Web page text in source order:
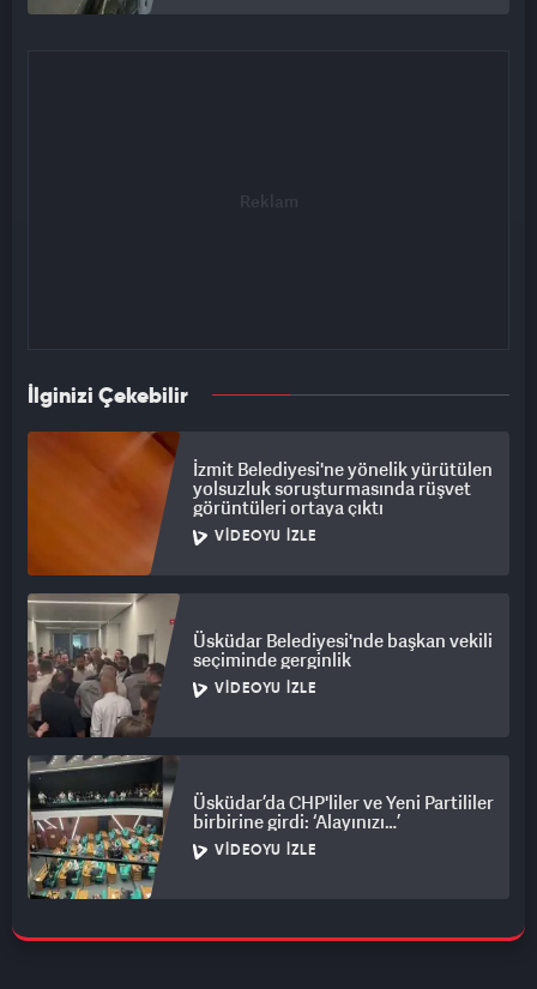
İlginizi Çekebilir
İzmit Belediyesi'ne yönelik yürütülen
yolsuzluk soruşturmasında rüşvet
görüntüleri ortaya çıktı
VIDEOYU İZLE
Üsküdar Belediyesi'nde başkan vekili
seçiminde gerginlik
VIDEOYU İZLE
Üsküdar’da CHP'liler ve Yeni Partililer
birbirine girdi: ‘Alayınızı…’
VIDEOYU İZLE